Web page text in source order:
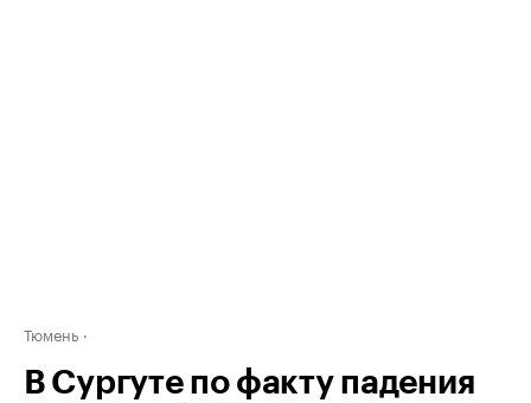
Тюмень
В Сургуте по факту падения